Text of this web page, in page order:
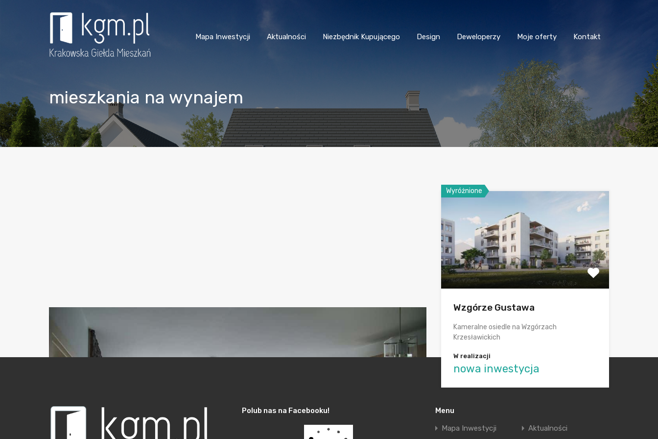
Mapa Inwestycji Aktualności Niezbędnik Kupującego Design Deweloperzy Moje oferty Kontakt
mieszkania na wynajem
Wyróżnione
Wzgórze Gustawa
Kameralne osiedle na Wzgórzach
Krzesławickich
W realizacji
nowa inwestycja
Polub nas na Facebooku!
Menu
Mapa Inwestycji
Aktualności